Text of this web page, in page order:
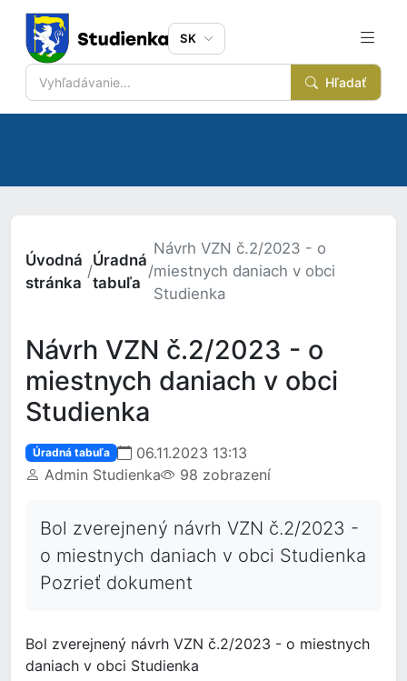
Hľadať
SK
Úvodná
stránka
/
Úradná
tabuľa
/
Návrh VZN č.2/2023 - o
miestnych daniach v obci
Studienka
Návrh VZN č.2/2023 - o
miestnych daniach v obci
Studienka
Úradná tabuľa
06.11.2023 13:13
Admin Studienka
98 zobrazení
Bol zverejnený návrh VZN č.2/2023 -
o miestnych daniach v obci Studienka
Pozrieť dokument
Bol zverejnený návrh VZN č.2/2023 - o miestnych
daniach v obci Studienka